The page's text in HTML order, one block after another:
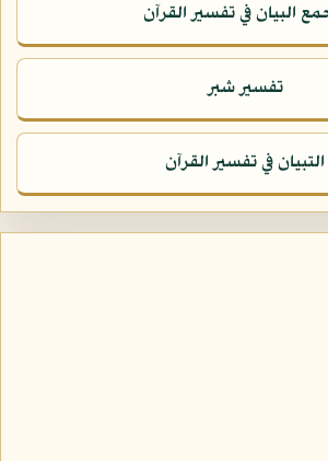
البيان في تفسير القرآن
تفسير شبر
التبيان في تفسير القرآن